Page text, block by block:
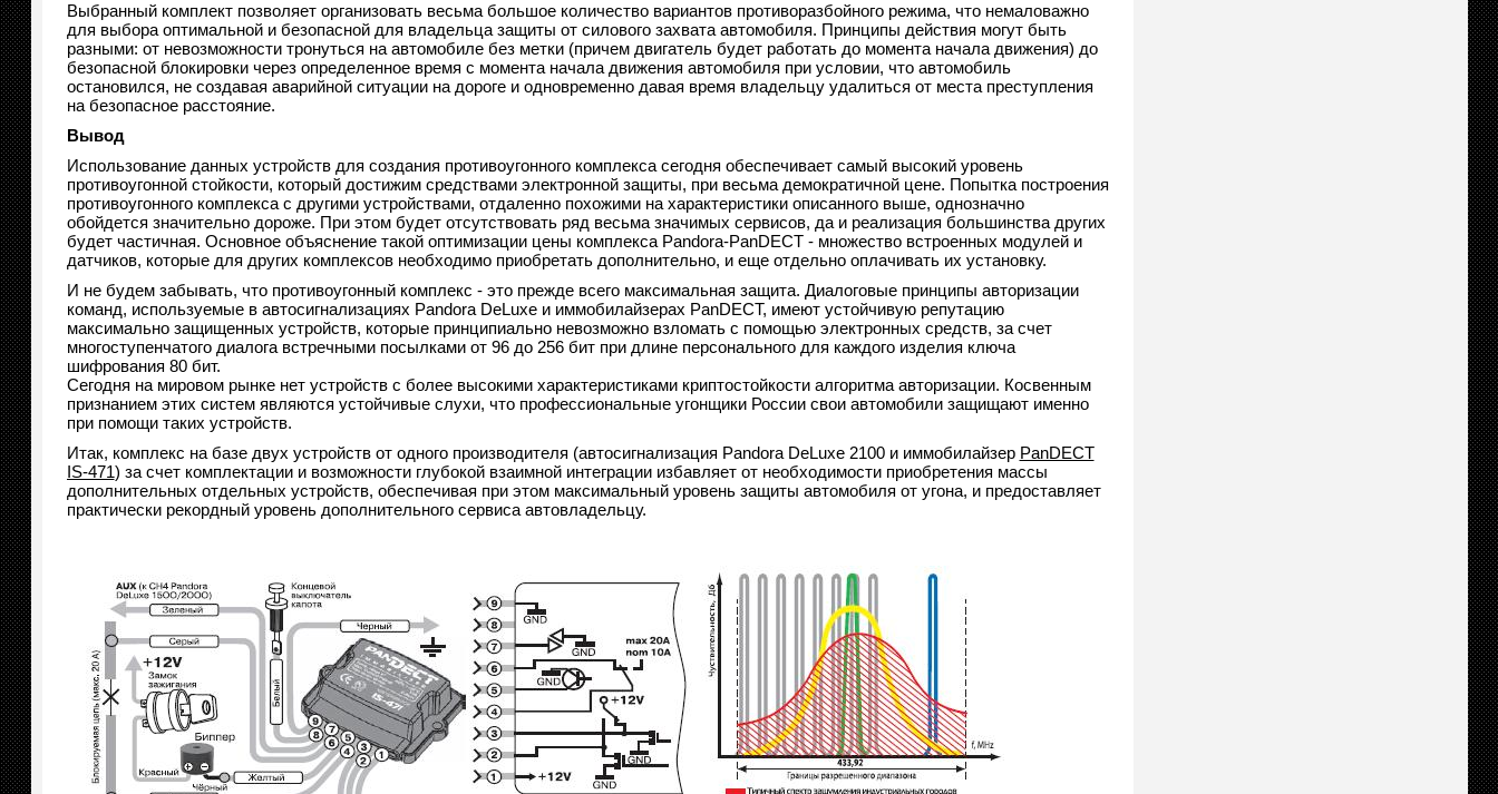
Выбранный комплект позволяет организовать весьма большое количество вариантов противоразбойного режима, что немаловажно
для выбора оптимальной и безопасной для владельца защиты от силового захвата автомобиля. Принципы действия могут быть
разными: от невозможности тронуться на автомобиле без метки (причем двигатель будет работать до момента начала движения) до
безопасной блокировки через определенное время с момента начала движения автомобиля при условии, что автомобиль
остановился, не создавая аварийной ситуации на дороге и одновременно давая время владельцу удалиться от места преступления
на безопасное расстояние.
Вывод
Использование данных устройств для создания противоугонного комплекса сегодня обеспечивает самый высокий уровень
противоугонной стойкости, который достижим средствами электронной защиты, при весьма демократичной цене. Попытка построения
противоугонного комплекса с другими устройствами, отдаленно похожими на характеристики описанного выше, однозначно
обойдется значительно дороже. При этом будет отсутствовать ряд весьма значимых сервисов, да и реализация большинства других
будет частичная. Основное объяснение такой оптимизации цены комплекса Pandora-PanDECT - множество встроенных модулей и
датчиков, которые для других комплексов необходимо приобретать дополнительно, и еще отдельно оплачивать их установку.
И не будем забывать, что противоугонный комплекс - это прежде всего максимальная защита. Диалоговые принципы авторизации
команд, используемые в автосигнализациях Pandora DeLuxe и иммобилайзерах PanDECT, имеют устойчивую репутацию
максимально защищенных устройств, которые принципиально невозможно взломать с помощью электронных средств, за счет
многоступенчатого диалога встречными посылками от 96 до 256 бит при длине персонального для каждого изделия ключа
шифрования 80 бит.
Сегодня на мировом рынке нет устройств с более высокими характеристиками криптостойкости алгоритма авторизации. Косвенным
признанием этих систем являются устойчивые слухи, что профессиональные угонщики России свои автомобили защищают именно
при помощи таких устройств.
Итак, комплекс на базе двух устройств от одного производителя (автосигнализация Pandora DeLuxe 2100 и иммобилайзер PanDECT
IS-471) за счет комплектации и возможности глубокой взаимной интеграции избавляет от необходимости приобретения массы
дополнительных отдельных устройств, обеспечивая при этом максимальный уровень защиты автомобиля от угона, и предоставляет
практически рекордный уровень дополнительного сервиса автовладельцу.